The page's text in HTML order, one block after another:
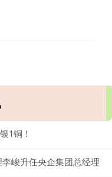
1铜！
峻升任央企集团总经理